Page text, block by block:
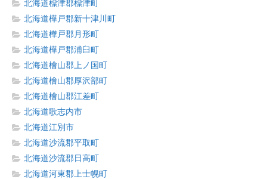
北海道標津郡標津町
北海道樺戸郡新十津川町
北海道樺戸郡月形町
北海道樺戸郡浦臼町
北海道檜山郡上ノ国町
北海道檜山郡厚沢部町
北海道檜山郡江差町
北海道歌志内市
北海道江別市
北海道沙流郡平取町
北海道沙流郡日高町
北海道河東郡上士幌町